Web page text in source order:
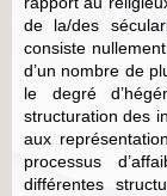
de la/des
consiste
d’un nombre de
le degré
structuration des
aux
processus
différentes